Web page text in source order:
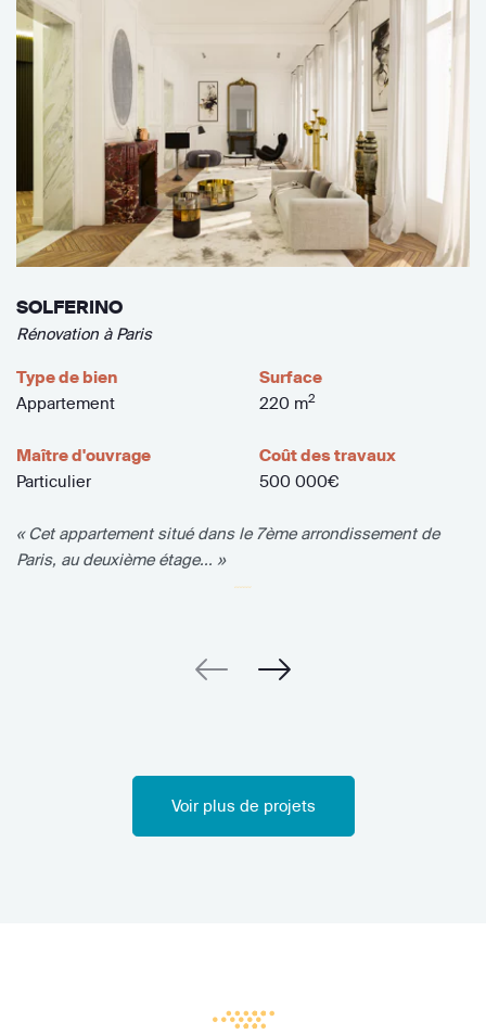
SOLFERINO
Rénovation à Paris
Type de bien
Appartement
Surface
220 m2
Maître d'ouvrage
Particulier
Coût des travaux
500 000€
« Cet appartement situé dans le 7ème arrondissement de
Paris, au deuxième étage... »
Voir plus de projets